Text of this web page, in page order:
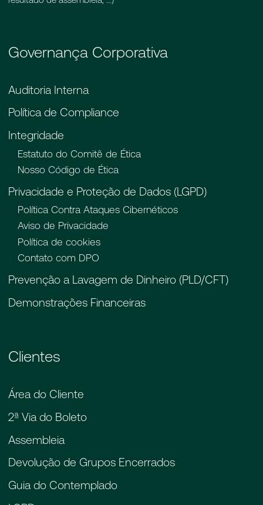
Governança Corporativa
Auditoria Interna
Política de Compliance
Integridade
Estatuto do Comitê de Ética
Nosso Código de Ética
Privacidade e Proteção de Dados (LGPD)
Política Contra Ataques Cibernéticos
Aviso de Privacidade
Política de cookies
Contato com DPO
Prevenção a Lavagem de Dinheiro (PLD/CFT)
Demonstrações Financeiras
Clientes
Área do Cliente
2ª Via do Boleto
Assembleia
Devolução de Grupos Encerrados
Guia do Contemplado